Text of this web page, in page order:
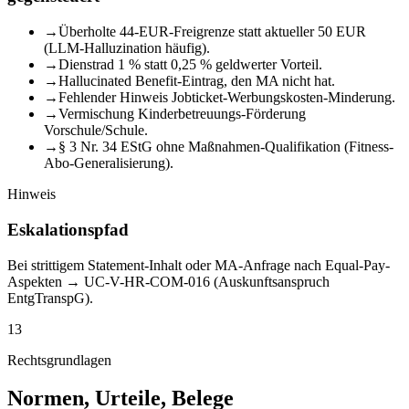
→Überholte 44-EUR-Freigrenze statt aktueller 50 EUR
(LLM-Halluzination häufig).
→Dienstrad 1 % statt 0,25 % geldwerter Vorteil.
→Hallucinated Benefit-Eintrag, den MA nicht hat.
→Fehlender Hinweis Jobticket-Werbungskosten-Minderung.
→Vermischung Kinderbetreuungs-Förderung
Vorschule/Schule.
→ § 3 Nr. 34 EStG ohne Maßnahmen-Qualifikation (Fitness-
Abo-Generalisierung).
Hinweis
Eskalationspfad
Bei strittigem Statement-Inhalt oder MA-Anfrage nach Equal-Pay-
Aspekten → UC-V-HR-COM-016 (Auskunftsanspruch
EntgTranspG).
13
Rechtsgrundlagen
Normen, Urteile, Belege